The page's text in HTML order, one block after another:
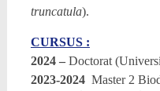
truncatula).
CURSUS :
2024 –Doctorat
2023-2024Master 2